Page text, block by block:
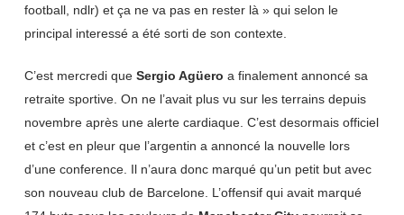
football, ndlr) et ça ne va pas en rester là » qui selon le
principal interessé a été sorti de son contexte.
C’est mercredi que Sergio Agüero a finalement annoncé sa
retraite sportive. On ne l’avait plus vu sur les terrains depuis
novembre après une alerte cardiaque. C’est desormais officiel
et c’est en pleur que l’argentin a annoncé la nouvelle lors
d’une conference. Il n’aura donc marqué qu’un petit but avec
son nouveau club de Barcelone. L’offensif qui avait marqué